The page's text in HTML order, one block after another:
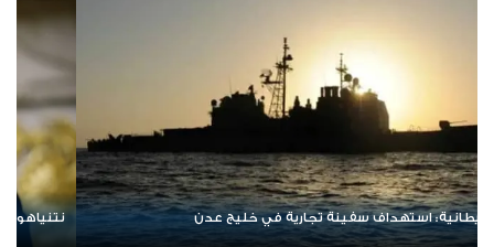
نتنياهو يرفض الانسحاب من غزة ويعلن رفضه لمسودة أمريكية ردا